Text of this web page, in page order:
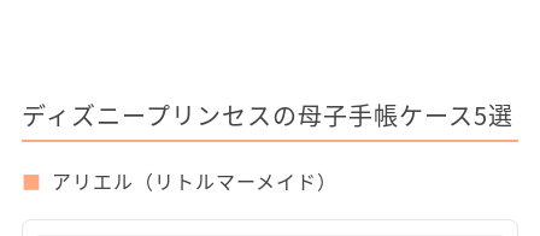
ディズニープリンセスの母子手帳ケース5選
アリエル（リトルマーメイド）